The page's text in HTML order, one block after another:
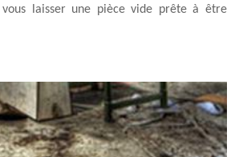
laisser une pièce vide prête à être